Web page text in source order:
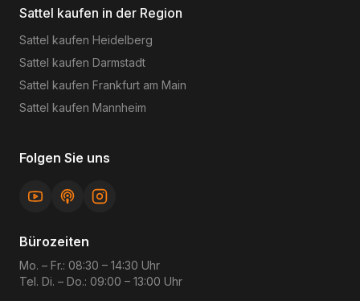
Sattel kaufen in der Region
Sattel kaufen Heidelberg
Sattel kaufen Darmstadt
Sattel kaufen Frankfurt am Main
Sattel kaufen Mannheim
Folgen Sie uns
Bürozeiten
Mo. – Fr.: 08:30 – 14:30 Uhr
Tel. Di. – Do.: 09:00 – 13:00 Uhr